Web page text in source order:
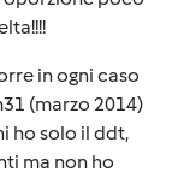
in ogni caso
(marzo 2014)
ho solo il ddt,
ma non ho